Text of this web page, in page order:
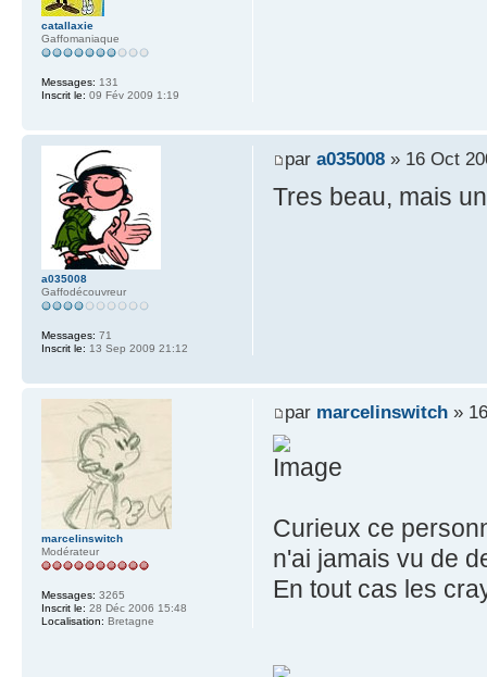
catallaxie
Gaffomaniaque
Messages: 131
Inscrit le: 09 Fév 2009 1:19
par a035008» 16 Oct
Tres beau, mais
a035008
Gaffodécouvreur
Messages: 71
Inscrit le: 13 Sep 2009 21:12
par marcelinswitch»
Curieux ce
n'ai jamais vu de
En tout cas les
marcelinswitch
Modérateur
Messages: 3265
Inscrit le: 28 Déc 2006 15:48
Localisation: Bretagne